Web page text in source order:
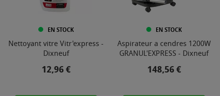
EN STOCK
Nettoyant vitre Vitr'express -
Dixneuf
Prix
12,96 €
EN STOCK
Aspirateur a cendres 1200W
GRANUL'EXPRESS - Dixneuf
Prix
148,56 €